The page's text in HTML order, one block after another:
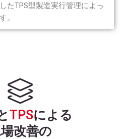
たTPS型製造実行管理によっ
。
TPSによる
改善の